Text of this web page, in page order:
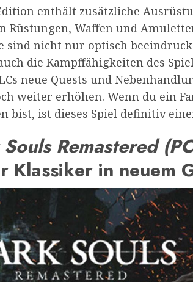
enthält zusätzliche
Rüstungen, Waffen und
sind nicht nur optisch
die Kampffähigkeiten des
neue Quests und
weiter erhöhen. Wenn du ein
bist, ist dieses Spiel definitiv
Remastered
Klassiker in neuem